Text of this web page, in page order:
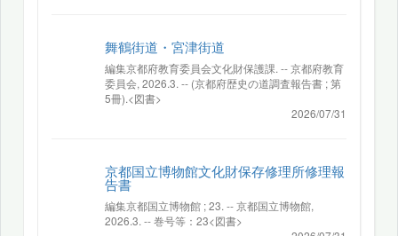
舞鶴街道・宮津街道
編集京都府教育委員会文化財保護課. -- 京都府教育
委員会, 2026.3. -- (京都府歴史の道調査報告書 ; 第
5冊).<図書>
2026/07/31
京都国立博物館文化財保存修理所修理報
告書
編集京都国立博物館 ; 23. -- 京都国立博物館,
2026.3. -- 巻号等：23<図書>